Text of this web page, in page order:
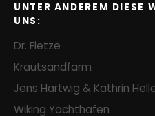
UNTER ANDEREM DIESE
UNS:
Dr. Fietze
Krautsandfarm
Jens Hartwig & Kathrin
Wiking Yachthafen